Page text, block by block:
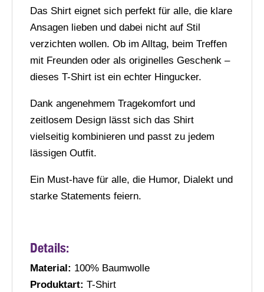
Das Shirt eignet sich perfekt für alle, die klare
Ansagen lieben und dabei nicht auf Stil
verzichten wollen. Ob im Alltag, beim Treffen
mit Freunden oder als originelles Geschenk –
dieses T-Shirt ist ein echter Hingucker.
Dank angenehmem Tragekomfort und
zeitlosem Design lässt sich das Shirt
vielseitig kombinieren und passt zu jedem
lässigen Outfit.
Ein Must-have für alle, die Humor, Dialekt und
starke Statements feiern.
Details:
Material: 100% Baumwolle
Produktart: T-Shirt